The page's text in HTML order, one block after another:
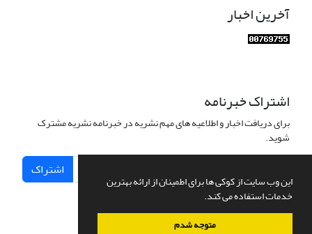
این وب سایت از کوکی ها برای اطمینان از ارائه بهترین
خدمات استفاده می کند.
متوجه شدم
آخرین اخبار
اشتراک خبرنامه
برای دریافت اخبار و اطلاعیه های مهم نشریه در خبرنامه نشریه مشترک
شوید.
اشتراک